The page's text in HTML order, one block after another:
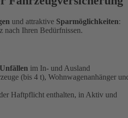
und attraktive Sparmöglichkeiten:
nach Ihren Bedürfnissen.
im In- und Ausland
(bis 4 t), Wohnwagenanhänger
Haftpflicht enthalten, in Aktiv und